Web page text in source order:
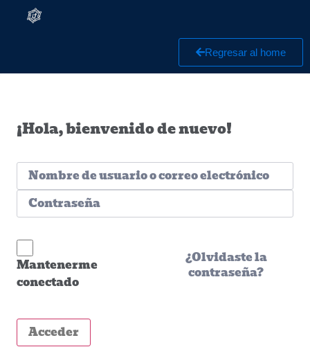
Regresar al home
¡Hola, bienvenido de nuevo!
Mantenerme
conectado
¿Olvidaste la
contraseña?
Acceder